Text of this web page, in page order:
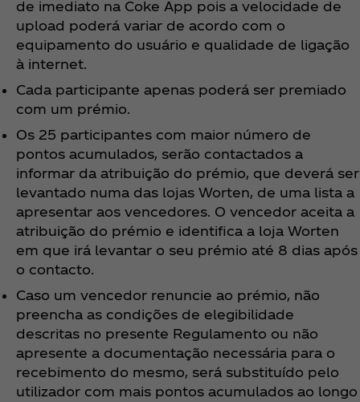
de imediato na Coke App pois a velocidade de
upload poderá variar de acordo com o
equipamento do usuário e qualidade de ligação
à internet.
Cada participante apenas poderá ser premiado
com um prémio.
Os 25 participantes com maior número de
pontos acumulados, serão contactados a
informar da atribuição do prémio, que deverá ser
levantado numa das lojas Worten, de uma lista a
apresentar aos vencedores. O vencedor aceita a
atribuição do prémio e identifica a loja Worten
em que irá levantar o seu prémio até 8 dias após
o contacto.
Caso um vencedor renuncie ao prémio, não
preencha as condições de elegibilidade
descritas no presente Regulamento ou não
apresente a documentação necessária para o
recebimento do mesmo, será substituído pelo
utilizador com mais pontos acumulados ao longo